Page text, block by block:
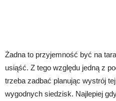
Żadna to przyjemność być na
usiąść. Z tego względu jedną z
trzeba zadbać planując wystrój
wygodnych siedzisk. Najlepiej